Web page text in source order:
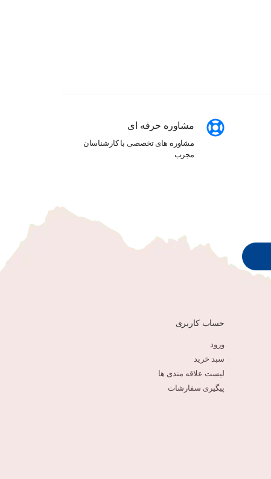
مشاوره حرفه ای
مشاوره های تخصصی با کارشناسان
مجرب
حساب کاربری
ورود
سبد خرید
لیست علاقه مندی ها
پیگیری سفارشات